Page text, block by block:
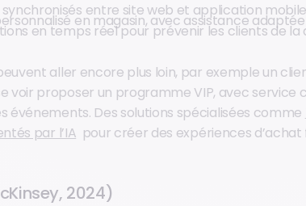
synchronisés entre site web et application
en magasin, avec assistance
en temps réel pour prévenir les clients de la
aller encore plus loin, par exemple un
voir proposer un programme VIP, avec service
événements. Des solutions spécialisées comme
par l’IA pour créer des expériences
2024)